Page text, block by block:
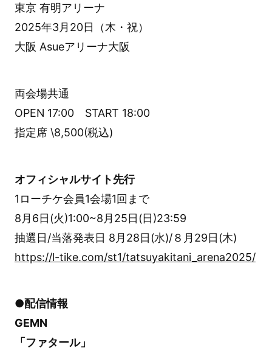
東京 有明アリーナ
2025年3月20日（木・祝）
大阪 Asueアリーナ大阪
両会場共通
OPEN 17:00 START 18:00
指定席 \8,500(税込)
オフィシャルサイト先行
1ローチケ会員1会場1回まで
8月6日(火)1:00~8月25日(日)23:59
抽選日/当落発表日 8月28日(水)/８月29日(木)
https://l-tike.com/st1/tatsuyakitani_arena2025/
●配信情報
GEMN
「ファタール」